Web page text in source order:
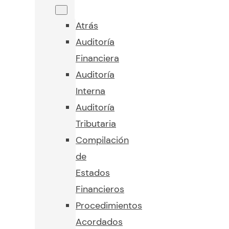
Atrás
Auditoría
Financiera
Auditoría
Interna
Auditoría
Tributaria
Compilación
de
Estados
Financieros
Procedimientos
Acordados